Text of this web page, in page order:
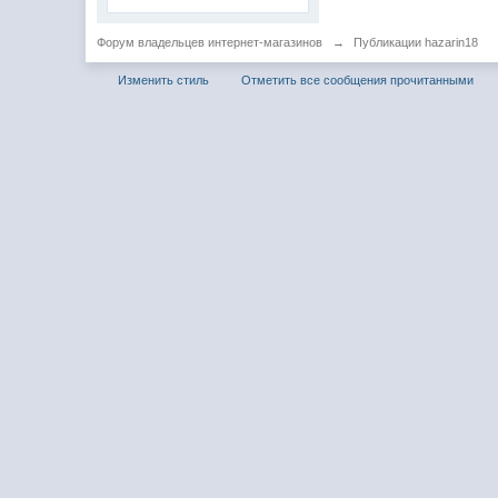
Форум владельцев интернет-магазинов → Публикации hazarin18
Изменить стиль Отметить все сообщения прочитанными